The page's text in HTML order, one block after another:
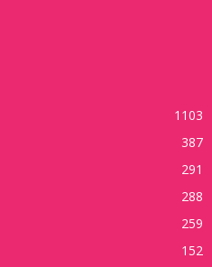
1103
387
291
288
259
152